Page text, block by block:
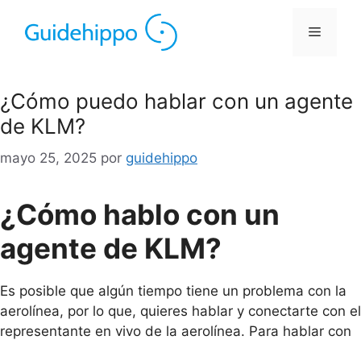
¿Cómo puedo hablar con un agente
de KLM?
mayo 25, 2025 por guidehippo
¿Cómo hablo con un
agente de KLM?
Es posible que algún tiempo tiene un problema con la
aerolínea, por lo que, quieres hablar y conectarte con el
representante en vivo de la aerolínea. Para hablar con